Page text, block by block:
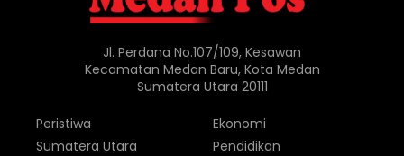
Jl. Perdana No.107/109, Kesawan
Kecamatan Medan Baru, Kota Medan
Sumatera Utara 20111
Peristiwa
Sumatera Utara
Ekonomi
Pendidikan